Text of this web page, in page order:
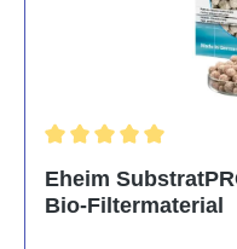
Eheim
Bio-Filtermaterial